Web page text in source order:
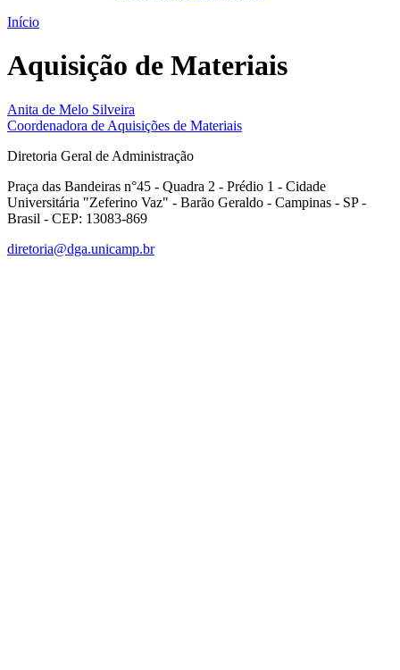
Início
Aquisição de Materiais
Anita de Melo Silveira
Coordenadora de Aquisições de Materiais
Diretoria Geral de Administração
Praça das Bandeiras n°45 - Quadra 2 - Prédio 1 - Cidade
Universitária "Zeferino Vaz" - Barão Geraldo - Campinas - SP -
Brasil - CEP: 13083-869
diretoria@dga.unicamp.br